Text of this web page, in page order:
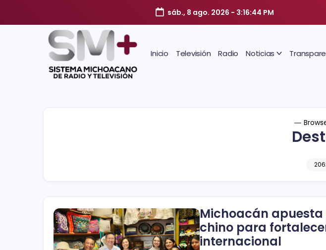
sáb., 8 ago. 2026 - 3:16:45 PM
Inicio Televisión Radio Noticias
Michoacán
chino para
internacional